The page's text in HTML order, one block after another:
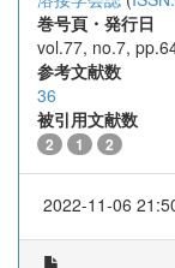
巻号頁・発行日
vol.77, no.7,
参考文献数
36
被引用文献数
2 1 2
2022-11-06